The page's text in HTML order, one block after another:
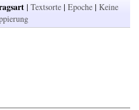
| Textsorte | Epoche | Keine